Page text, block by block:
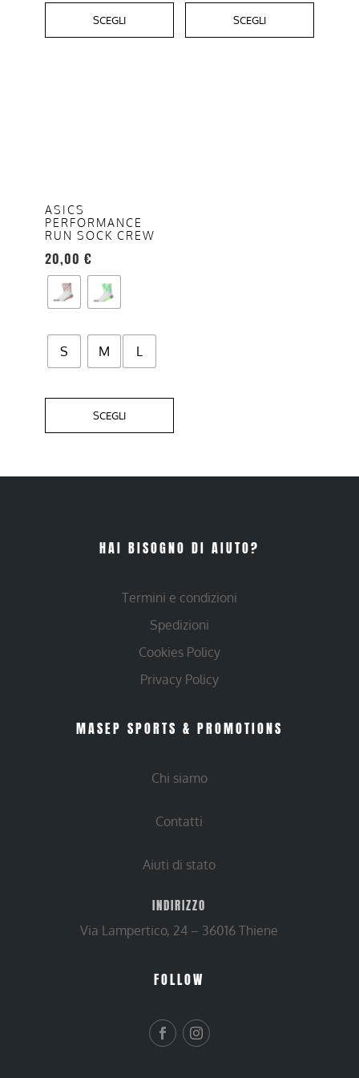
SCEGLI SCEGLI
ASICS
PERFORMANCE
RUN SOCK CREW
20,00 €
S M L
SCEGLI
opzioni
possono
essere
scelte
nella
pagina
prodotto
HAI BISOGNO DI AIUTO?
Termini e condizioni
Spedizioni
Cookies Policy
Privacy Policy
MASEP SPORTS & PROMOTIONS
Chi siamo
Contatti
Aiuti di stato
INDIRIZZO
Via Lampertico, 24 – 36016 Thiene
FOLLOW